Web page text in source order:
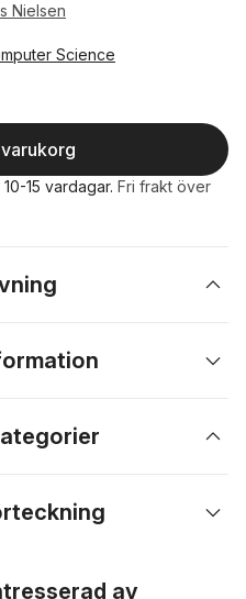
Nielsen
Science
10-15 vardagar. Fri frakt över
av